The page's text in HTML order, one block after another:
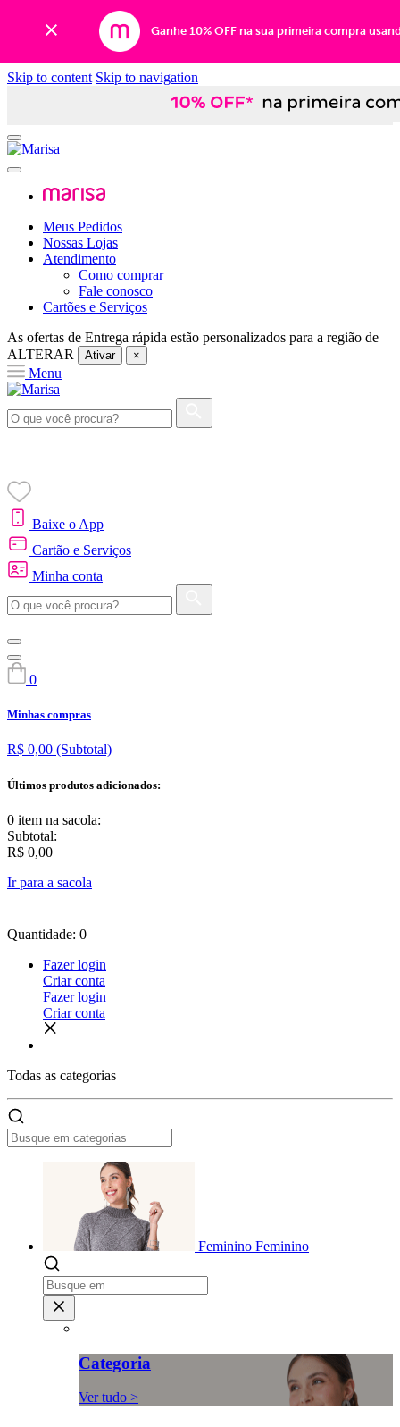
Ganhe 10% OFF na sua primeira compra
Skip to content Skip to navigation
Meus Pedidos
Nossas Lojas
Atendimento
Como comprar
Fale conosco
Cartões e Serviços
As ofertas de Entrega rápida estão personalizados para a região de
ALTERAR
Ativar ×
Menu
Baixe o App
Cartão e Serviços
Minha conta
0
Minhas compras
R$ 0,00 (Subtotal)
Últimos produtos adicionados:
0 item na sacola:
Subtotal:
R$ 0,00
Ir para a sacola
Quantidade: 0
Fazer login
Criar conta
Fazer login
Criar conta
Todas as categorias
Feminino Feminino
Categoria
Ver tudo >